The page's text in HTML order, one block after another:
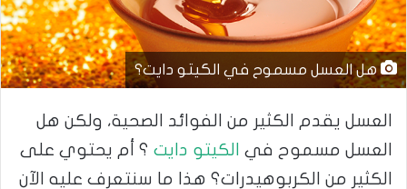
هل العسل مسموح في الكيتو دايت؟
العسل يقدم الكثير من الفوائد الصحية، ولكن هل
العسل مسموح في الكيتو دايت ؟ أم يحتوي على
الكثير من الكربوهيدرات؟ هذا ما سنتعرف عليه الآن